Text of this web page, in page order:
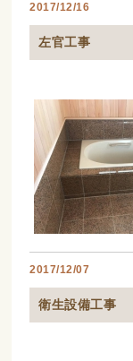
2017/12/16
左官工事
2017/12/07
衛生設備工事